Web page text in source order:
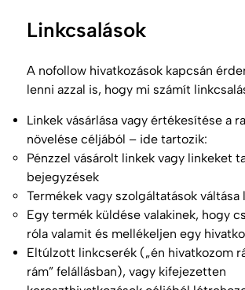
Linkcsalások
A nofollow hivatkozások kapcsán
lenni azzal is, hogy mi számít
Linkek vásárlása vagy értékesítése a
növelése céljából – ide tartozik:
Pénzzel vásárolt linkek vagy linkeket
bejegyzések
Termékek vagy szolgáltatások váltása
Egy termék küldése valakinek, hogy
róla valamit és mellékeljen egy
Eltúlzott linkcserék („én hivatkozom
rám” felállásban), vagy kifejezetten